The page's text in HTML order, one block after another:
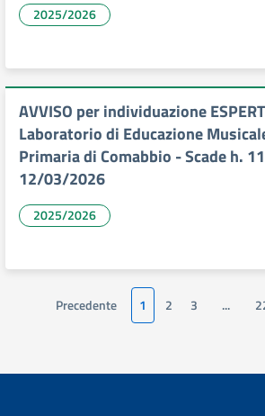
2025/2026
AVVISO per individuazione
Laboratorio di Educazione
Primaria di Comabbio - Scade h.
12/03/2026
2025/2026
Precedente 1 2 3 ...